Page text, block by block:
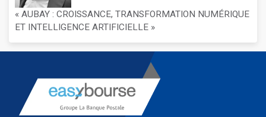
« AUBAY : CROISSANCE, TRANSFORMATION NUMÉRIQUE
ET INTELLIGENCE ARTIFICIELLE »